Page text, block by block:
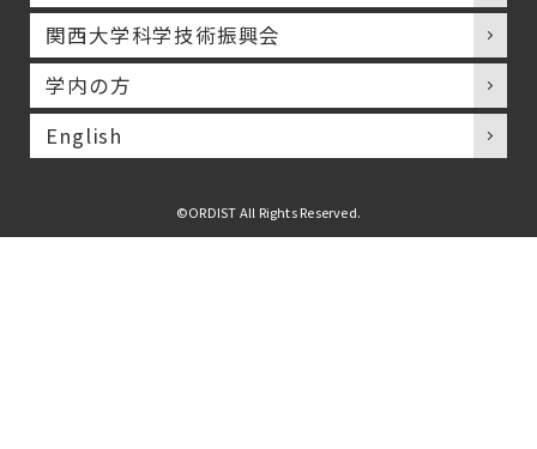
関西大学科学技術振興会
学内の方
English
©ORDIST All Rights Reserved.